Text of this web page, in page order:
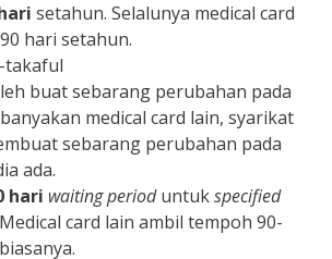
setahun. Selalunya medical card
hari setahun.
takaful
buat sebarang perubahan pada
medical card lain, syarikat
sebarang perubahan pada
ada.
hari waiting perioduntukspecified
card lain ambil tempoh 90-